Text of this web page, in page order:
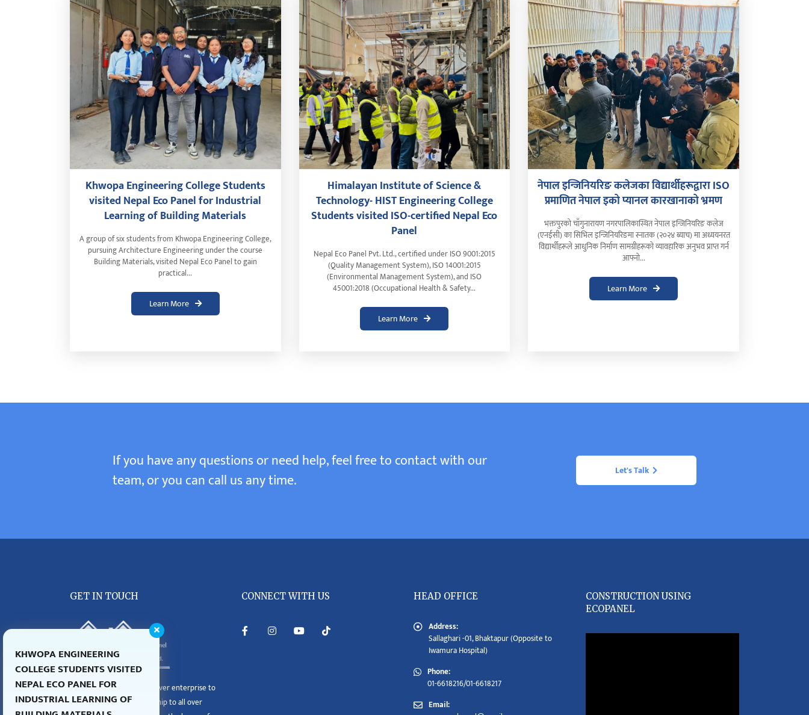
Khwopa Engineering College Students
visited Nepal Eco Panel for Industrial
Learning of Building Materials
A group of six students from Khwopa Engineering College,
pursuing Architecture Engineering under the course
Building Materials, visited Nepal Eco Panel to gain
practical...
Learn More
Himalayan Institute of Science &
Technology- HIST Engineering College
Students visited ISO-certified Nepal Eco
Panel
Nepal Eco Panel Pvt. Ltd., certified under ISO 9001:2015
(Quality Management System), ISO 14001:2015
(Environmental Management System), and ISO
45001:2018 (Occupational Health & Safety...
Learn More
नेपाल इन्जिनियरिङ कलेजका विद्यार्थीहरूद्वारा ISO
प्रमाणित नेपाल इको प्यानल कारखानाको भ्रमण
भक्तपुरको चाँगुनारायण नगरपालिकास्थित नेपाल इन्जिनियरिङ कलेज
(एनईसी) का सिभिल इन्जिनियरिङमा स्नातक (२०२४ ब्याच) मा अध्ययनरत
विद्यार्थीहरूले आधुनिक निर्माण सामग्रीहरूको व्यावहारिक अनुभव प्राप्त गर्न
आफ्नो...
Learn More
If you have any questions or need help, feel free to contact with our
team, or you can call us any time.
Let's Talk
GET IN TOUCH
Nepal Eco Panel, the first-ever enterprise to
aim and expand its dealership to all over
CONNECT WITH US HEAD OFFICE
Address:
Sallaghari -01, Bhaktapur (Opposite to
Iwamura Hospital)
Phone:
01-6618216/01-6618217
Email:
CONSTRUCTION USING
ECOPANEL
KHWOPA ENGINEERING
COLLEGE STUDENTS VISITED
NEPAL ECO PANEL FOR
INDUSTRIAL LEARNING OF